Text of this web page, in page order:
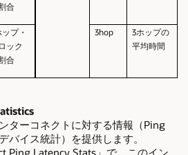
合
プ・
ック
合
3hop 3ホップの
平均時間
ターコネクトに対する情報（Ping
バイス統計）を提供します。
Ping Latency Stats」で、このイン